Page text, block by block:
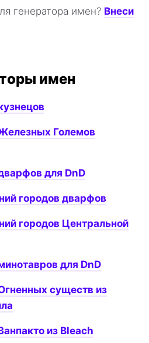
генератора имен? Внеси
имен
Големов
для DnD
городов дварфов
городов Центральной
для DnD
существ из
из Bleach